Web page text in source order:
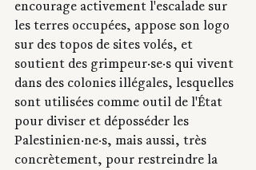
encourage activement l'escalade sur
les terres occupées, appose son logo
sur des topos de sites volés, et
soutient des grimpeur·se·s qui vivent
dans des colonies illégales, lesquelles
sont utilisées comme outil de l'État
pour diviser et déposséder les
Palestinien·ne·s, mais aussi, très
concrètement, pour restreindre la